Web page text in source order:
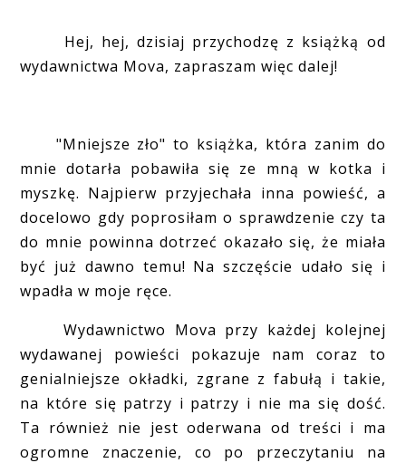
Hej, hej, dzisiaj przychodzę z książką od
wydawnictwa Mova, zapraszam więc dalej!
"Mniejsze zło" to książka, która zanim do
mnie dotarła pobawiła się ze mną w kotka i
myszkę. Najpierw przyjechała inna powieść, a
docelowo gdy poprosiłam o sprawdzenie czy ta
do mnie powinna dotrzeć okazało się, że miała
być już dawno temu! Na szczęście udało się i
wpadła w moje ręce.
Wydawnictwo Mova przy każdej kolejnej
wydawanej powieści pokazuje nam coraz to
genialniejsze okładki, zgrane z fabułą i takie,
na które się patrzy i patrzy i nie ma się dość.
Ta również nie jest oderwana od treści i ma
ogromne znaczenie, co po przeczytaniu na